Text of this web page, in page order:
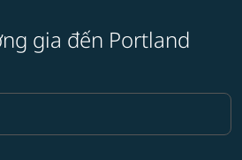
gia đến Portland